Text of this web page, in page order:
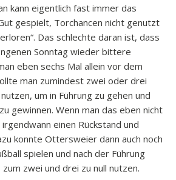
kann eigentlich fast immer das
gespielt, Torchancen nicht genutzt
Das schlechte daran ist, dass
Sonntag wieder bittere
eben sechs Mal allein vor dem
man zumindest zwei oder drei
um in Führung zu gehen und
gewinnen. Wenn man das eben nicht
einen Rückstand und
konnte Ottersweier dann auch noch
spielen und nach der Führung
zwei und drei zu null nutzen.